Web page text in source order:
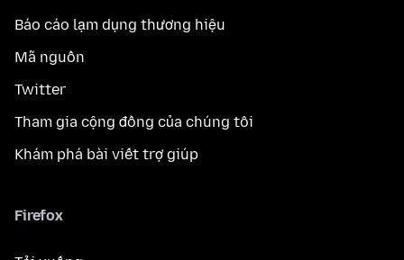
Báo cáo lạm dụng thương hiệu
Mã nguồn
Twitter
Tham gia cộng đồng của chúng tôi
Khám phá bài viết trợ giúp
Firefox